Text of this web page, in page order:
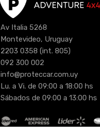
Av Italia 5268
Montevideo, Uruguay
2203 0358 (int. 805)
092 300 002
info@proteccar.com.uy
Lu. a Vi. de 09:00 a 18:00 hs
Sábados de 09:00 a 13:00 hs